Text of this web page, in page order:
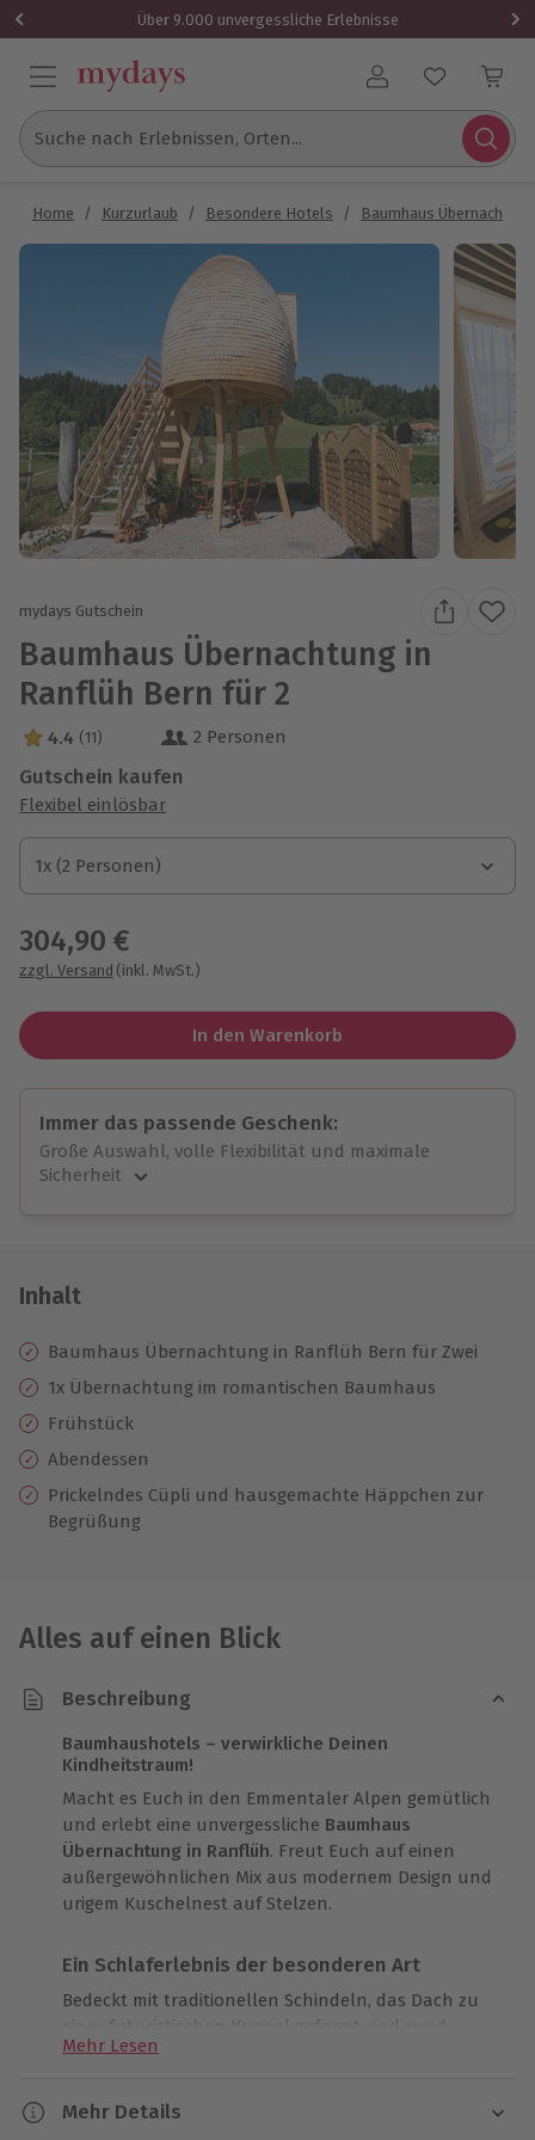
Über 9.000 unvergessliche Erlebnisse
Benutzerkonto
Suche nach Erlebnissen, Orten...
Home / Kurzurlaub / Besondere Hotels / Baumhaus Übernachtung
mydays Gutschein
Baumhaus Übernachtung in
Ranflüh Bern für 2
4.4 Sterne von 5 aus 11 Bewertungen
4.4 (11) 2 Personen
Gutschein kaufen
Flexibel einlösbar
1x (2 Personen)
1x (2 Personen)
1x (2 Personen)
304,90 €
zzgl. Versand (inkl. MwSt.)
In den Warenkorb
Immer das passende Geschenk:
Große Auswahl, volle Flexibilität und maximale
Sicherheit
Jeder Gutschein für alle Erlebnisse einlösbar.
10 Jahre gültig & verlängerbar.
Inhalt
Baumhaus Übernachtung in Ranflüh Bern für Zwei
1x Übernachtung im romantischen Baumhaus
Frühstück
Abendessen
Prickelndes Cüpli und hausgemachte Häppchen zur
Begrüßung
Alles auf einen Blick
Beschreibung
Baumhaushotels – verwirkliche Deinen
Kindheitstraum!
Macht es Euch in den Emmentaler Alpen gemütlich
und erlebt eine unvergessliche Baumhaus
Übernachtung in Ranflüh. Freut Euch auf einen
außergewöhnlichen Mix aus modernem Design und
urigem Kuschelnest auf Stelzen.
Ein Schlaferlebnis der besonderen Art
Bedeckt mit traditionellen Schindeln, das Dach zu
einer futuristischen Kuppel geformt und rund
herum die sanften Hügel der Emmentaler Alpen.
Unterkunft ist eine ganz besondere. Genießt den
Mehr Lesen
Mehr Details